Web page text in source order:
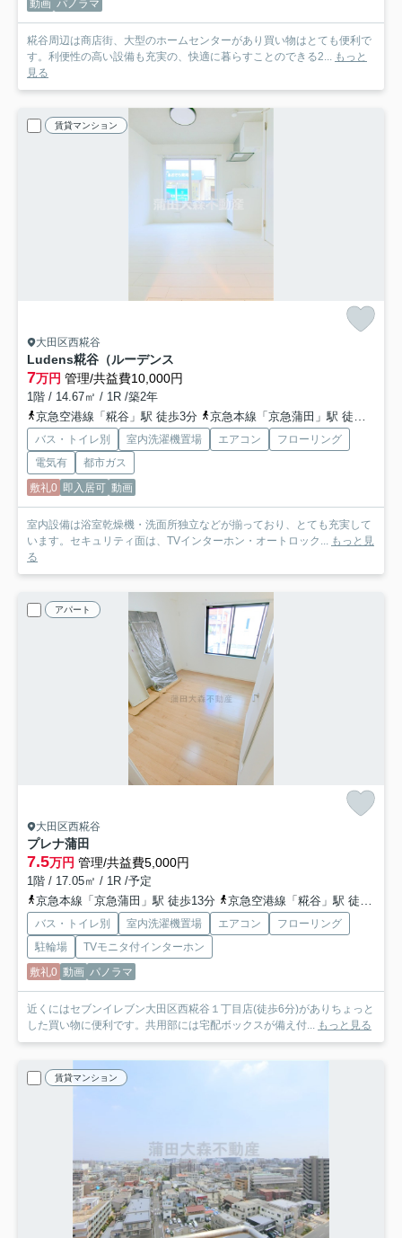
動画 パノラマ
糀谷周辺は商店街、大型のホームセンターがあり買い物はとても便利で
す。利便性の高い設備も充実の、快適に暮らすことのできる2... もっと
見る
賃貸マンション
大田区西糀谷
Ludens糀谷（ルーデンス
7万円 管理/共益費10,000円
1階 / 14.67㎡ / 1R /築2年
京急空港線「糀谷」駅 徒歩3分
京急本線「京急蒲田」駅 徒歩14分
バス・トイレ別 室内洗濯機置場 エアコン
フローリング
電気有
都市ガス
敷礼0 即入居可 動画
室内設備は浴室乾燥機・洗面所独立などが揃っており、とても充実して
います。セキュリティ面は、TVインターホン・オートロック... もっと見
る
アパート
大田区西糀谷
プレナ蒲田
7.5万円 管理/共益費5,000円
1階 / 17.05㎡ / 1R /予定
京急本線「京急蒲田」駅 徒歩13分
京急空港線「糀谷」駅 徒歩9分
バス・トイレ別 室内洗濯機置場 エアコン
フローリング
駐輪場
TVモニタ付インターホン
敷礼0 動画 パノラマ
近くにはセブンイレブン大田区西糀谷１丁目店(徒歩6分)がありちょっと
した買い物に便利です。共用部には宅配ボックスが備え付... もっと見る
賃貸マンション